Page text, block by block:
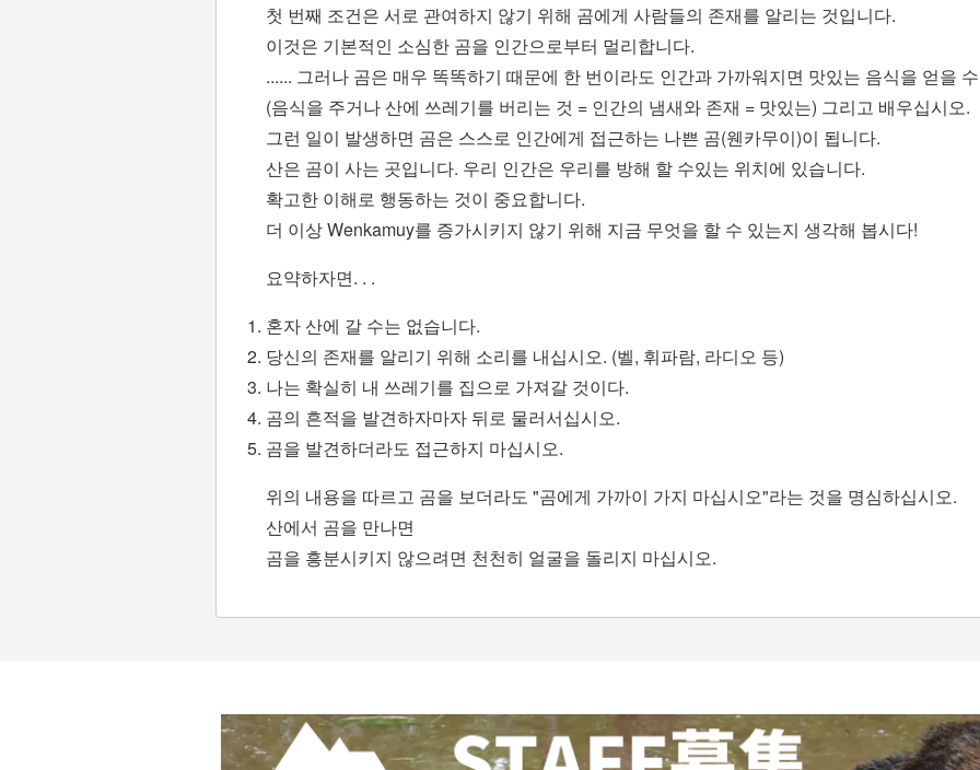
첫 번째 조건은 서로 관여하지 않기 위해 곰에게 사람들의 존재를 알리는 것입니다.
이것은 기본적인 소심한 곰을 인간으로부터 멀리합니다.
...... 그러나 곰은 매우 똑똑하기 때문에 한 번이라도 인간과 가까워지면 맛있는 음식을 얻을
(음식을 주거나 산에 쓰레기를 버리는 것 = 인간의 냄새와 존재 = 맛있는) 그리고 배우십시오.
그런 일이 발생하면 곰은 스스로 인간에게 접근하는 나쁜 곰(웬카무이)이 됩니다.
산은 곰이 사는 곳입니다. 우리 인간은 우리를 방해 할 수있는 위치에 있습니다.
확고한 이해로 행동하는 것이 중요합니다.
더 이상 Wenkamuy를 증가시키지 않기 위해 지금 무엇을 할 수 있는지 생각해 봅시다!
요약하자면. . .
혼자 산에 갈 수는 없습니다.
당신의 존재를 알리기 위해 소리를 내십시오. (벨, 휘파람, 라디오 등)
나는 확실히 내 쓰레기를 집으로 가져갈 것이다.
곰의 흔적을 발견하자마자 뒤로 물러서십시오.
곰을 발견하더라도 접근하지 마십시오.
위의 내용을 따르고 곰을 보더라도 "곰에게 가까이 가지 마십시오"라는 것을 명심하십시오.
산에서 곰을 만나면
곰을 흥분시키지 않으려면 천천히 얼굴을 돌리지 마십시오.